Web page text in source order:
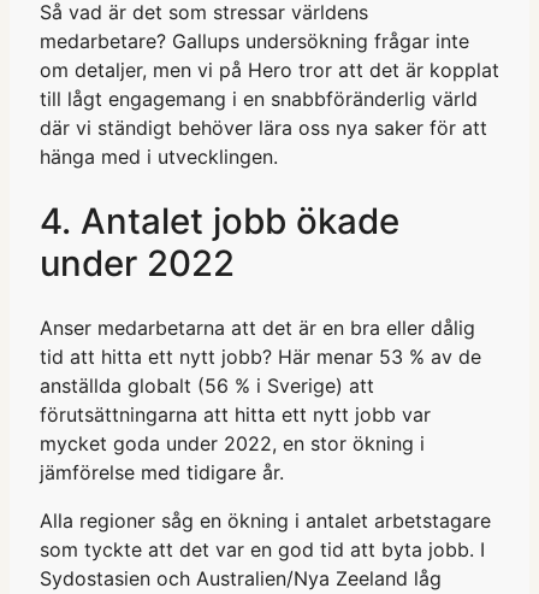
Så vad är det som stressar världens
medarbetare? Gallups undersökning frågar inte
om detaljer, men vi på Hero tror att det är kopplat
till lågt engagemang i en snabbföränderlig värld
där vi ständigt behöver lära oss nya saker för att
hänga med i utvecklingen.
4. Antalet jobb ökade
under 2022
Anser medarbetarna att det är en bra eller dålig
tid att hitta ett nytt jobb? Här menar 53 % av de
anställda globalt (56 % i Sverige) att
förutsättningarna att hitta ett nytt jobb var
mycket goda under 2022, en stor ökning i
jämförelse med tidigare år.
Alla regioner såg en ökning i antalet arbetstagare
som tyckte att det var en god tid att byta jobb. I
Sydostasien och Australien/Nya Zeeland låg